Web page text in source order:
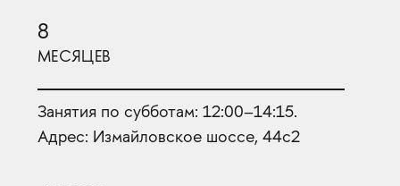
8
МЕСЯЦЕВ
Занятия по субботам: 12:00–14:15.
Адрес: Измайловское шоссе, 44с2